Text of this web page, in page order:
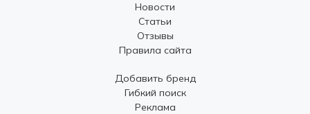
Новости
Статьи
Отзывы
Правила сайта
Добавить бренд
Гибкий поиск
Реклама